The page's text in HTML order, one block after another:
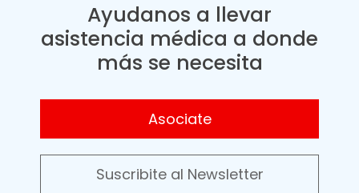
Ayudanos a llevar
asistencia médica a donde
más se necesita
Asociate
Suscribite al Newsletter